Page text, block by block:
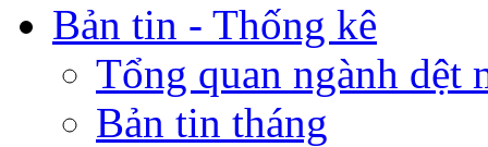
Bản tin - Thống kê
Tổng quan ngành dệt
Bản tin tháng